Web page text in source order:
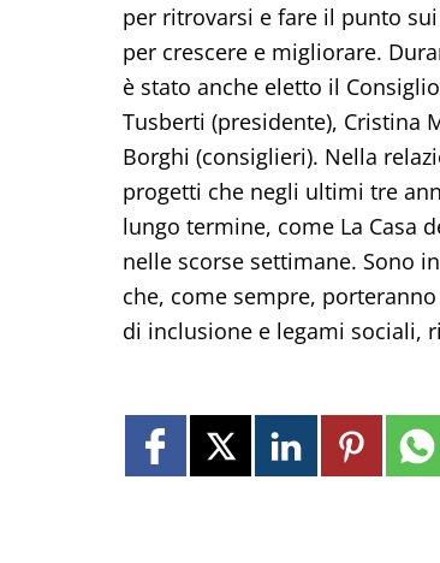
per ritrovarsi e fare il punto
per crescere e migliorare.
è stato anche eletto il
Tusberti (presidente), Cristina
Borghi (consiglieri). Nella
progetti che negli ultimi tre
lungo termine, come La Casa
nelle scorse settimane. Sono
che, come sempre,
di inclusione e legami sociali,